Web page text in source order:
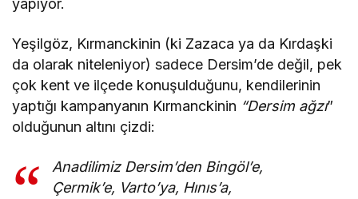
yapıyor.
Yeşilgöz, Kırmanckinin (ki Zazaca ya da Kırdaşki
da olarak niteleniyor) sadece Dersim’de değil, pek
çok kent ve ilçede konuşulduğunu, kendilerinin
yaptığı kampanyanın Kırmanckinin “Dersim ağzı”
olduğunun altını çizdi:
Anadilimiz Dersim’den Bingöl’e,
Çermik’e, Varto’ya, Hınıs’a,